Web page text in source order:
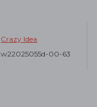
Crazy Idea
w22025055d-00-63